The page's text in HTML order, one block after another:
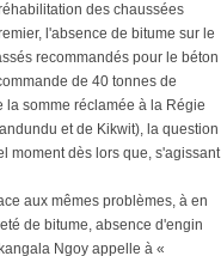
des chaussées
l'absence de bitume sur le
recommandés pour le béton
de 40 tonnes de
la somme réclamée à la Régie
et de Kikwit), la question
moment dès lors que, s'agissant
aux mêmes problèmes, à en
de bitume, absence d'engin
Ngoy appelle à «